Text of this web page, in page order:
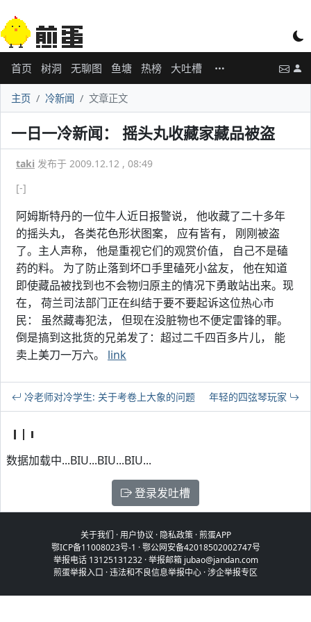
首页 树洞 无聊图 鱼塘 热榜 大吐槽
主页 冷新闻 文章正文
一日一冷新闻： 摇头丸收藏家藏品被盗
taki 发布于 2009.12.12 , 08:49
[-]
阿姆斯特丹的一位牛人近日报警说， 他收藏了二十多年
的摇头丸， 各类花色形状图案， 应有皆有， 刚刚被盗
了。主人声称， 他是重视它们的观赏价值， 自己不是磕
药的料。 为了防止落到坏□手里磕死小盆友， 他在知道
即使藏品被找到也不会物归原主的情况下勇敢站出来。现
在， 荷兰司法部门正在纠结于要不要起诉这位热心市
民： 虽然藏毒犯法， 但现在没脏物也不便定雷锋的罪。
倒是搞到这批货的兄弟发了：超过二千四百多片儿， 能
卖上美刀一万六。 link
冷老师对冷学生: 关于考卷上大象的问题 年轻的四弦琴玩家
数据加载中...BIU...BIU...BIU...
登录发吐槽
关于我们 ·用户协议 · 隐私政策·煎蛋APP
鄂ICP备11008023号-1 ·鄂公网安备42018502002747号
举报电话 13125131232 · 举报邮箱 jubao@jandan.com
煎蛋举报入口 ·违法和不良信息举报中心 ·涉企举报专区